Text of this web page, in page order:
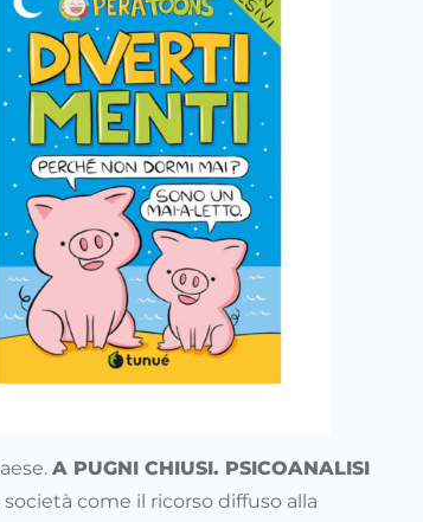
A PUGNI CHIUSI. PSICOANALISI
come il ricorso diffuso alla